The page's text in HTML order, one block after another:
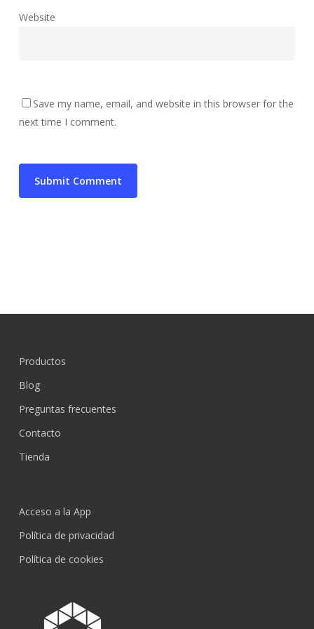
Website
Save my name, email, and website in this browser for the
next time I comment.
Productos
Blog
Preguntas frecuentes
Contacto
Tienda
Acceso a la App
Política de privacidad
Política de cookies